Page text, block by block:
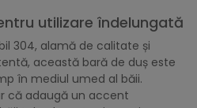
utilizare îndelungată
304, alamă de calitate și
această bară de duș este
în mediul umed al băii.
că adaugă un accent